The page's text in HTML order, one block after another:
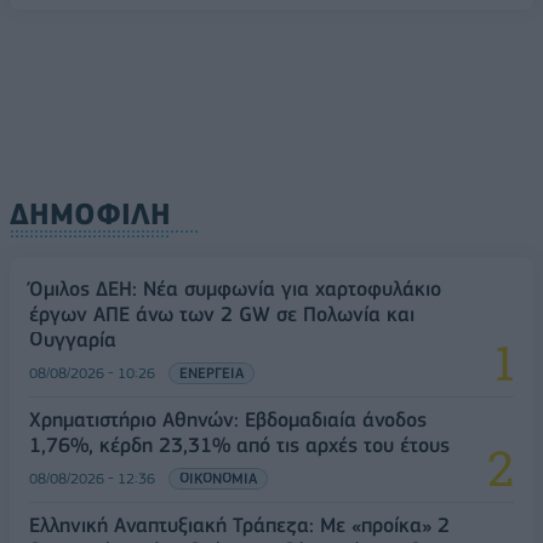
ΔΗΜΟΦΙΛΗ
Όμιλος ΔΕΗ: Νέα συμφωνία για χαρτοφυλάκιο
έργων ΑΠΕ άνω των 2 GW σε Πολωνία και
Ουγγαρία
08/08/2026 - 10:26 ΕΝΕΡΓΕΙΑ
Χρηματιστήριο Αθηνών: Εβδομαδιαία άνοδος
1,76%, κέρδη 23,31% από τις αρχές του έτους
08/08/2026 - 12:36 ΟΙΚΟΝΟΜΙΑ
Ελληνική Αναπτυξιακή Τράπεζα: Με «προίκα» 2